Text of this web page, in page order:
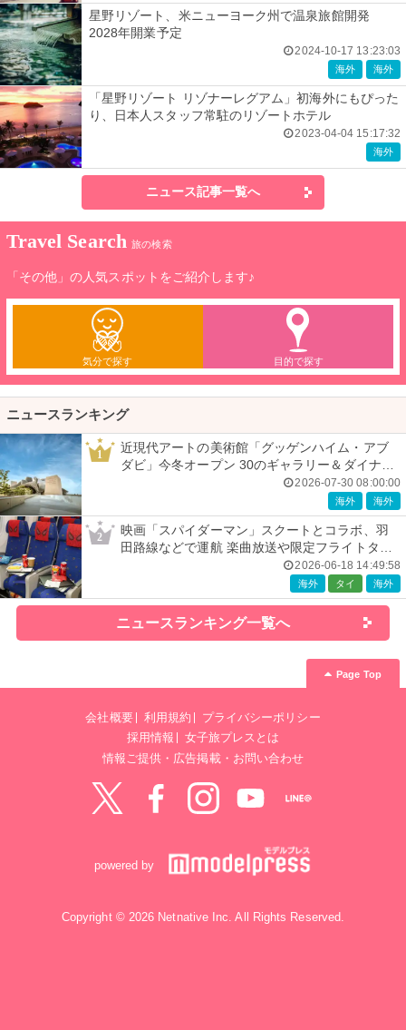
星野リゾート、米ニューヨーク州で温泉旅館開発
2028年開業予定
2024-10-17 13:23:03
海外 海外
「星野リゾート リゾナーレグアム」初海外にもぴった
り、日本人スタッフ常駐のリゾートホテル
2023-04-04 15:17:32
海外
ニュース記事一覧へ
Travel Search 旅の検索
「その他」の人気スポットをご紹介します♪
気分で探す 目的で探す
ニュースランキング
1
近現代アートの美術館「グッゲンハイム・アブ
ダビ」今冬オープン 30のギャラリー＆ダイナミ
2026-07-30 08:00:00
海外 海外
2
映画「スパイダーマン」スクートとコラボ、羽
田路線などで運航 楽曲放送や限定フライトタグ
2026-06-18 14:49:58
海外 タイ 海外
ニュースランキング一覧へ
Page Top
会社概要 利用規約
プライバシーポリシー
採用情報
女子旅プレスとは
情報ご提供・広告掲載・お問い合わせ
powered by
Copyright © 2026 Netnative Inc. All Rights Reserved.